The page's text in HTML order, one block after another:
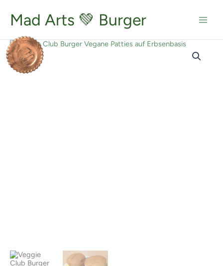
Inhalt
springen
Mad Arts 💚 Burger